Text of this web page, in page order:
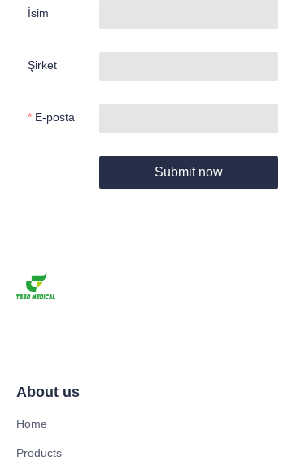
İsim
Şirket
E-posta
Submit now
About us
Home
Products